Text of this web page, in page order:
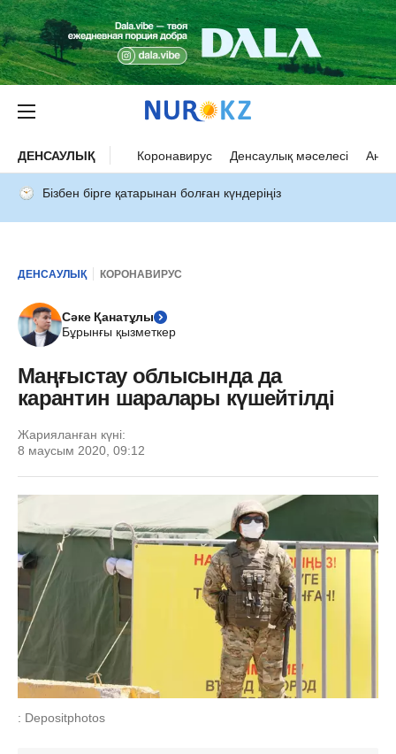
ДЕНСАУЛЫҚ Коронавирус Денсаулық мәселесі Ана
Бізбен бірге қатарынан болған күндеріңіз
ДЕНСАУЛЫҚ КОРОНАВИРУС
Сәке Қанатұлы
Бұрынғы қызметкер
Маңғыстау облысында да
карантин шаралары күшейтілді
Жарияланған күні:
8 маусым 2020, 09:12
: Depositphotos